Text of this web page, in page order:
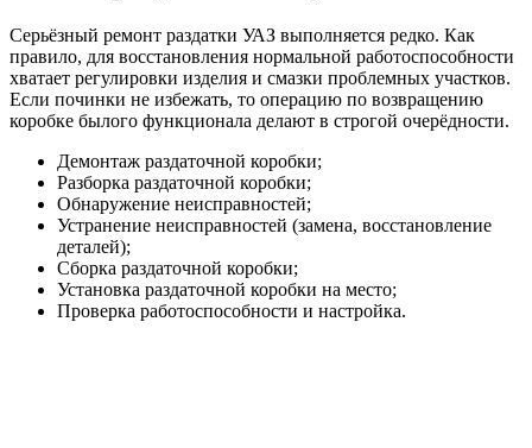
Серьёзный ремонт раздатки УАЗ выполняется редко. Как
правило, для восстановления нормальной работоспособности
хватает регулировки изделия и смазки проблемных участков.
Если починки не избежать, то операцию по возвращению
коробке былого функционала делают в строгой очерёдности.
Демонтаж раздаточной коробки;
Разборка раздаточной коробки;
Обнаружение неисправностей;
Устранение неисправностей (замена, восстановление
деталей);
Сборка раздаточной коробки;
Установка раздаточной коробки на место;
Проверка работоспособности и настройка.